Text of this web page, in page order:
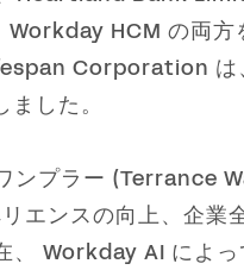
HCM の両方
Corporation は
した。
プラー (Terrance
ンスの向上、企業
Workday AI によ